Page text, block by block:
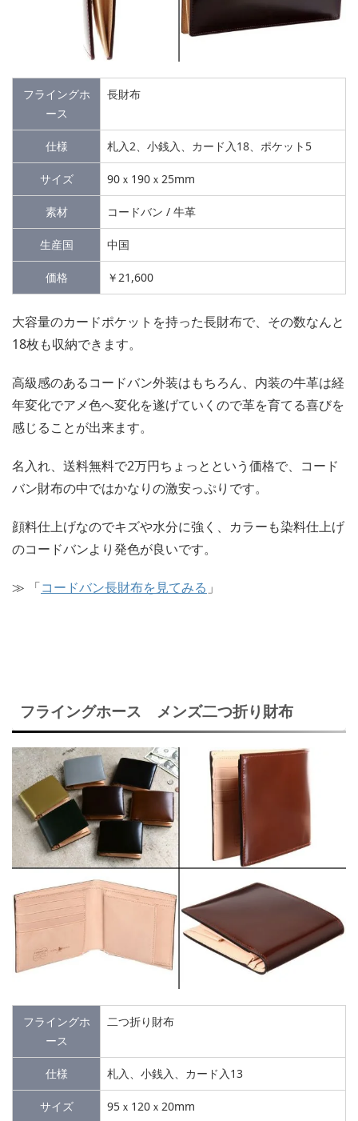
フライングホ
ース
長財布
仕様 札入2、小銭入、カード入18、ポケット5
サイズ 90ｘ190ｘ25mm
素材 コードバン / 牛革
生産国 中国
価格 ￥21,600
大容量のカードポケットを持った長財布で、その数なんと
18枚も収納できます。
高級感のあるコードバン外装はもちろん、内装の牛革は経
年変化でアメ色へ変化を遂げていくので革を育てる喜びを
感じることが出来ます。
名入れ、送料無料で2万円ちょっとという価格で、コード
バン財布の中ではかなりの激安っぷりです。
顔料仕上げなのでキズや水分に強く、カラーも染料仕上げ
のコードバンより発色が良いです。
≫ 「コードバン長財布を見てみる 」
フライングホース メンズ二つ折り財布
フライングホ
ース
二つ折り財布
仕様 札入、小銭入、カード入13
サイズ 95ｘ120ｘ20mm